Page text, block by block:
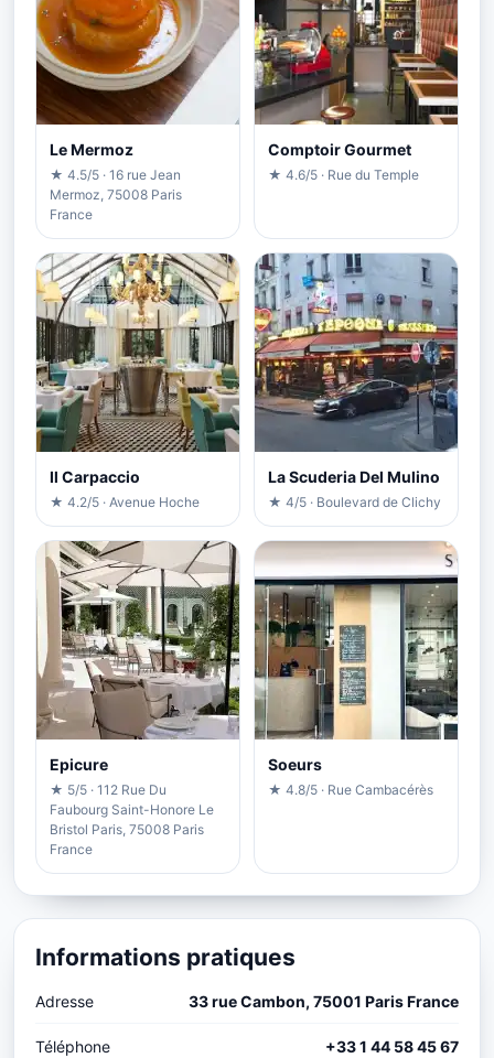
Le Mermoz
★ 4.5/5 · 16 rue Jean
Mermoz, 75008 Paris
France
Comptoir Gourmet
★ 4.6/5 · Rue du Temple
Il Carpaccio
★ 4.2/5 · Avenue Hoche
La Scuderia Del Mulino
★ 4/5 · Boulevard de Clichy
Epicure
★ 5/5 · 112 Rue Du
Faubourg Saint-Honore Le
Bristol Paris, 75008 Paris
France
Soeurs
★ 4.8/5 · Rue Cambacérès
Informations pratiques
Adresse 33 rue Cambon, 75001 Paris France
Téléphone +33 1 44 58 45 67